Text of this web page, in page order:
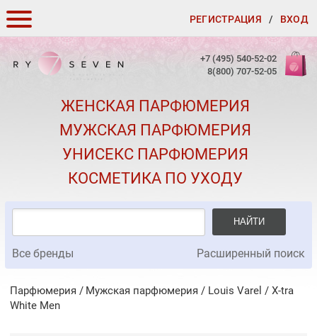
РЕГИСТРАЦИЯ / ВХОД
КАК ЗАКАЗАТЬ
СКИДКИ
КОНТАКТЫ
О КАЧЕСТВЕ
ПОДАРКИ К ЗАКАЗАМ
+7 (495) 540-52-02
8(800) 707-52-05
ЖЕНСКАЯ ПАРФЮМЕРИЯ
МУЖСКАЯ ПАРФЮМЕРИЯ
УНИСЕКС ПАРФЮМЕРИЯ
КОСМЕТИКА ПО УХОДУ
НАЙТИ
Все бренды Расширенный поиск
Парфюмерия Мужская парфюмерия / Louis Varel / X-tra
White Men